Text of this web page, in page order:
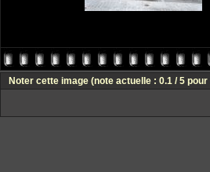
Noter cette image (note actuelle : 0.1 / 5